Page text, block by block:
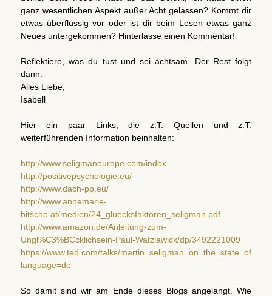
ganz wesentlichen Aspekt außer Acht gelassen? Kommt dir
etwas überflüssig vor oder ist dir beim Lesen etwas ganz
Neues untergekommen? Hinterlasse einen Kommentar!
Reflektiere, was du tust und sei achtsam. Der Rest folgt
dann.
Alles Liebe,
Isabell
Hier ein paar Links, die z.T. Quellen und z.T.
weiterführenden Information beinhalten:
http://www.seligmaneurope.com/index
http://positivepsychologie.eu/
http://www.dach-pp.eu/
http://www.annemarie-
bitsche.at/medien/24_gluecksfaktoren_seligman.pdf
http://www.amazon.de/Anleitung-zum-
Ungl%C3%BCcklichsein-Paul-Watzlawick/dp/3492221009
https://www.ted.com/talks/
language=de
So damit sind wir am Ende dieses Blogs angelangt. Wie